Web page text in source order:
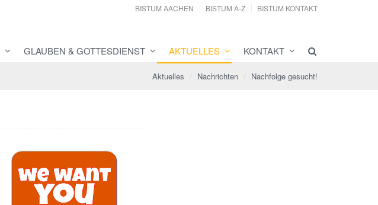
BISTUM AACHEN BISTUM A-Z BISTUM KONTAKT
GLAUBEN & GOTTESDIENST AKTUELLES KONTAKT
Aktuelles Nachrichten Nachfolge gesucht!